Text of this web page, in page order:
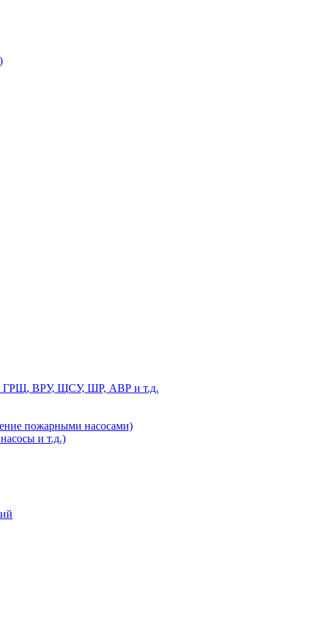
ГРЩ, ВРУ, ЩСУ, ШР, АВР и т.д.
пожарными насосами)
и т.д.)